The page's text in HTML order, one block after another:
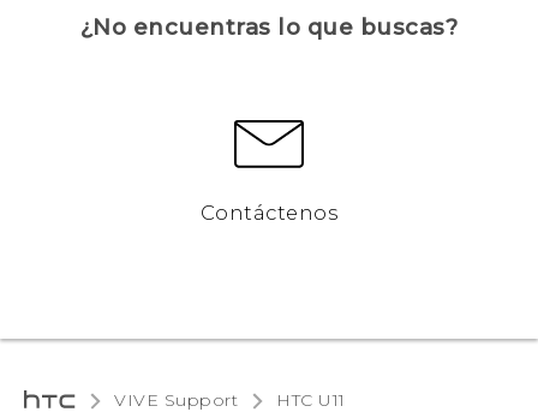
¿No encuentras lo que buscas?
Contáctenos
VIVE Support HTC U11‎